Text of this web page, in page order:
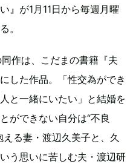
』が1月11日から毎週月曜
。
作は、こだまの書籍『夫
した作品。「性交為ができ
と一緒にいたい」と結婚を
ができない自分は“不良
る妻・渡辺久美子と、久
う思いに苦しむ夫・渡辺研